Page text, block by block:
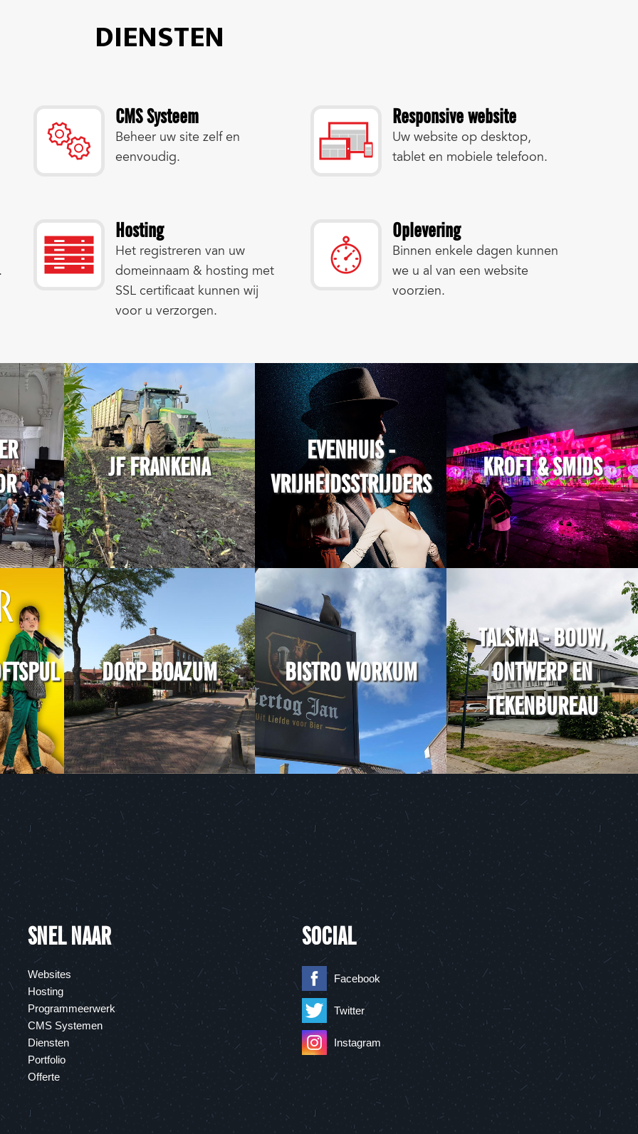
DIENSTEN
CMS Systeem
Beheer uw site zelf en
eenvoudig.
Responsive website
Uw website op desktop,
tablet en mobiele telefoon.
Hosting
Het registreren van uw
domeinnaam & hosting met
SSL certificaat kunnen wij
voor u verzorgen.
Oplevering
Binnen enkele dagen kunnen
we u al van een website
voorzien.
JF FRANKENA
EVENHUIS -
VRIJHEIDSSTRIJDERS
KROFT & SMIDS
DORP BOAZUM BISTRO WORKUM
TALSMA - BOUW,
ONTWERP EN
TEKENBUREAU
SNEL NAAR
Websites
Hosting
Programmeerwerk
CMS Systemen
Diensten
Portfolio
Offerte
SOCIAL
Facebook
Twitter
Instagram